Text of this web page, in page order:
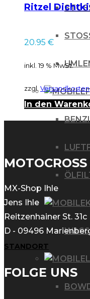
Ritzel
08, RMZ 250
20.95 €
inkl. 19 % MwSt.
zzgl. Versandkosten
In den
MX-Shop Ihle
Jens Ihle
Reitzenhainer St. 31c
D - 09496
STANDORT
FOLGE UNS